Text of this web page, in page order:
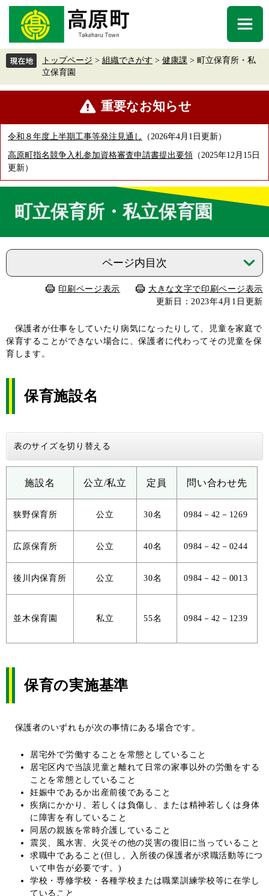
先
頭
を
飛
ニ
ュ
ー
トップページ > 組織でさがす > 健康課 > 町立保育所・私
立保育園
重要なお知らせ
令和８年度上半期工事等発注見通し 2026年4月1日更新
高原町指名競争入札参加資格審査申請書提出要領
2025年12月15日
更新
町立保育所・私立保育園
ページ内目次
印刷ページ表示
大きな文字で印刷ページ表示
更新日：2023年4月1日更新
保護者が仕事をしていたり病気になったりして、児童を家庭で
保育することができない場合に、保護者に代わってその児童を保
育します。
保育施設名
表のサイズを切り替える
施設名 公立/私立 定員 問い合わせ先
狭野保育所 公立 30名 0984－42－1269
広原保育所 公立 40名 0984－42－0244
後川内保育所 公立 30名 0984－42－0013
並木保育園 私立 55名 0984－42－1239
保育の実施基準
保護者のいずれもが次の事情にある場合です。
居宅外で労働することを常態としていること
居宅区内で当該児童と離れて日常の家事以外の労働をする
ことを常態としていること
妊娠中であるか出産前後であること
疾病にかかり、若しくは負傷し、または精神若しくは身体
に障害を有していること
同居の親族を常時介護していること
震災、風水害、火災その他の災害の復旧に当っていること
求職中であること(但し、入所後の保護者が求職活動等につ
いて申告が必要です。)
学校・専修学校・各種学校または職業訓練学校等に在学し
ていること